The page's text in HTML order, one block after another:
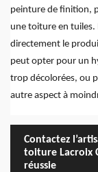
peinture de finition,
une toiture en tuiles.
directement le
peut opter pour un
trop décolorées, ou
autre aspect à
Contactez
toiture Lacroix
réussie